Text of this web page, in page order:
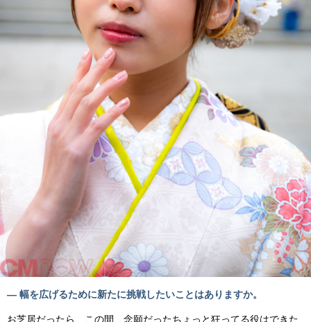
— 幅を広げるために新たに挑戦したいことはありますか。
お芝居だったら、この間、念願だったちょっと狂ってる役はできた